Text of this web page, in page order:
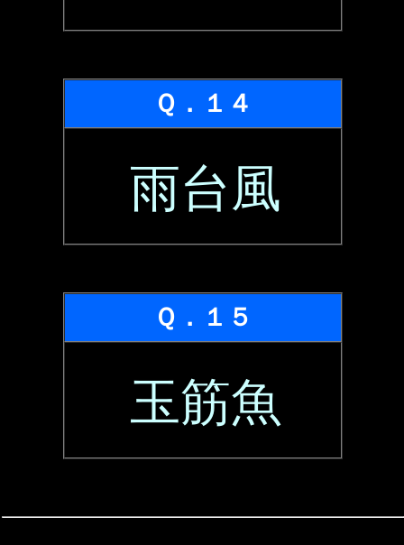
Ｑ．１４
雨台風
Ｑ．１５
玉筋魚